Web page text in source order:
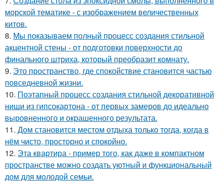
морской тематике - с изображением величественных
китов.
8. Мы показываем полный процесс создания стильной
акцентной стены - от подготовки поверхности до
финального штриха, который преобразит комнату.
9. Это пространство, где спокойствие становится частью
повседневной жизни.
10. Поэтапный процесс создания стильной декоративной
ниши из гипсокартона - от первых замеров до идеально
выровненного и окрашенного результата.
11. Дом становится местом отдыха только тогда, когда в
нём чисто, просторно и спокойно.
12. Эта квартира - пример того, как даже в компактном
пространстве можно создать уютный и функциональный
дом для молодой семьи.